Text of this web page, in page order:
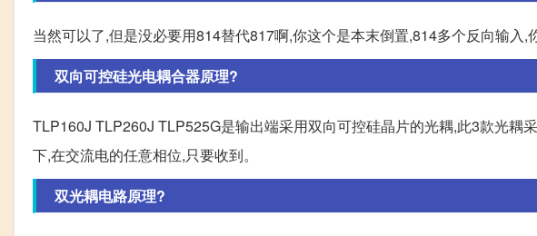
当然可以了,但是没必要用814替代817啊,你这个是本末倒置,814多个反向输入
双向可控硅光电耦合器原理?
TLP160J TLP260J TLP525G是输出端采用双向可控硅晶片的光耦,此3款光耦
下,在交流电的任意相位,只要收到。
双光耦电路原理?